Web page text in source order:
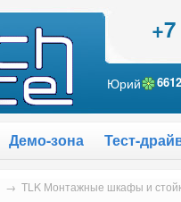
Юрий
Демо-зона Тест-
→ TLK Монтажные шкафы и